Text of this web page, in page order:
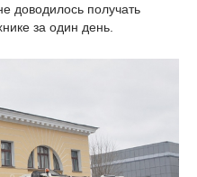
доводилось получать
за один день.